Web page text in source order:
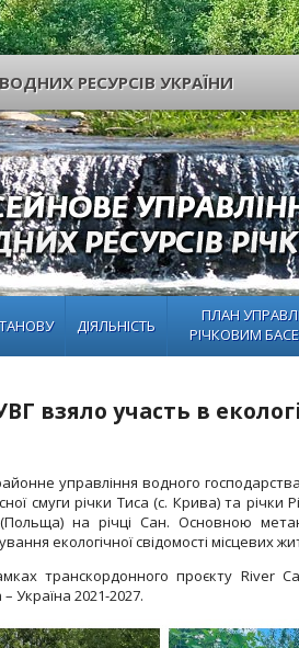
РЕСУРСІВ УКРАЇНИ
ДІЯЛЬНІСТЬ
ПЛАН
РІЧКОВИМ
взяло участь в
управління водного господарства
смуги річки Тиса (с. Крива) та річки
(Польща) на річці Сан. Основною
екологічної свідомості місцевих
транскордонного проєкту River
Україна 2021-2027.